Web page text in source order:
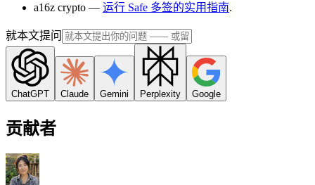
a16z crypto — 运行 Safe 多签的实用指南.
就本文提问
ChatGPT Claude Gemini Perplexity Google
贡献者